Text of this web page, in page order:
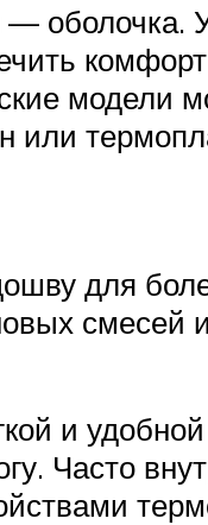
оболочка.
модели
или
для
смесей
и
Часто